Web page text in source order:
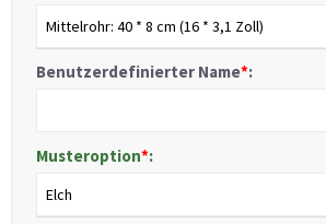
Mittelrohr: 40 * 8 cm (16 * 3,1 Zoll)
Benutzerdefinierter Name*:
Musteroption*:
Elch